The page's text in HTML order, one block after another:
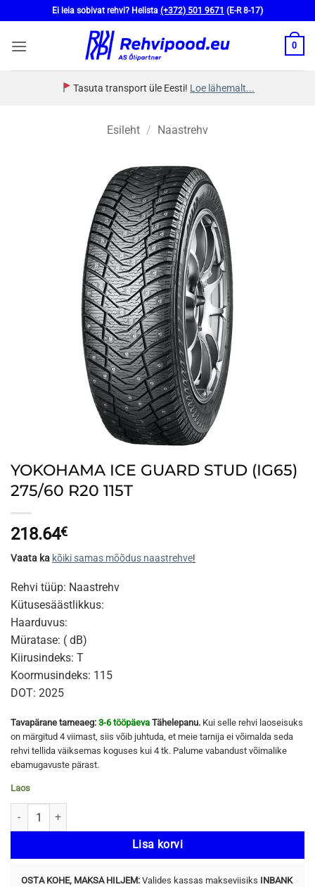
to
content
Ei leia sobivat rehvi? Helista (+372) 501 9671 (E-R 8-17)
0
Tasuta transport üle Eesti! Loe lähemalt...
Esileht / Naastrehv
YOKOHAMA ICE GUARD STUD (IG65)
275/60 R20 115T
218.64€
Vaata ka kõiki samas mõõdus naastrehve!
Rehvi tüüp: Naastrehv
Kütusesäästlikkus:
Haarduvus:
Müratase: ( dB)
Kiirusindeks: T
Koormusindeks: 115
DOT: 2025
Tavapärane tarneaeg: 3-6 tööpäeva Tähelepanu. Kui selle rehvi laoseisuks
on märgitud 4 viimast, siis võib juhtuda, et meie tarnija ei võimalda seda
rehvi tellida väiksemas koguses kui 4 tk. Palume vabandust võimalike
ebamugavuste pärast.
Laos
YOKOHAMA ICE GUARD STUD (IG65) 275/60 R20 115T kogus
Lisa korvi
OSTA KOHE, MAKSA HILJEM: Valides kassas makseviisiks INBANK